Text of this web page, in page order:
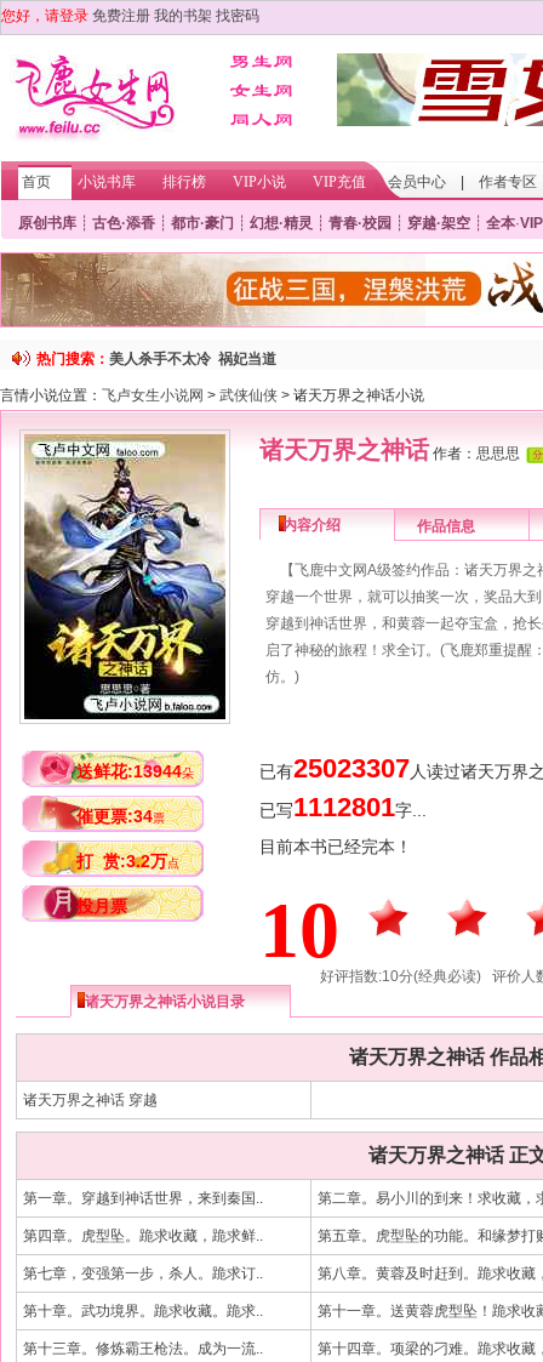
您好，请登录 免费注册 我的书架 找密码
首页 小说书库 排行榜 VIP小说 VIP充值 会员中心 作者专区
原创书库 ┊ 古色·添香 ┊ 都市·豪门 ┊ 幻想·精灵 ┊ 青春·校园 ┊ 穿越·架空 ┊ 全本·VIP
热门搜索： 美人杀手不太冷 祸妃当道
言情小说位置： 飞卢女生小说网 > 武侠仙侠 > 诸天万界之神话小说
送鲜花:13944朵
催更票:34票
打 赏:3.2万点
投月票
诸天万界之神话 作者： 思思思
内容介绍 作品信息
【飞鹿中文网A级签约作品：诸天万
穿越一个世界，就可以抽奖一次，奖品大
穿越到神话世界，和黄蓉一起夺宝盒，抢
启了神秘的旅程！求全订。(飞鹿郑重提醒
仿。)
已有25023307人读过诸天万界
已写1112801字...
目前本书已经完本！
10
好评指数:10分(经典必读) 评价人
诸天万界之神话小说目录
诸天万界之神话 作品
诸天万界之神话 穿越
诸天万界之神话 正
第一章。穿越到神话世界，来到秦国.. 第二章。易小川的到来！求收藏，
第四章。虎型坠。跪求收藏，跪求鲜.. 第五章。虎型坠的功能。和缘梦打
第七章，变强第一步，杀人。跪求订.. 第八章。黄蓉及时赶到。跪求收藏
第十章。武功境界。跪求收藏。跪求.. 第十一章。送黄蓉虎型坠！跪求收
第十三章。修炼霸王枪法。成为一流.. 第十四章。项梁的刁难。跪求收藏